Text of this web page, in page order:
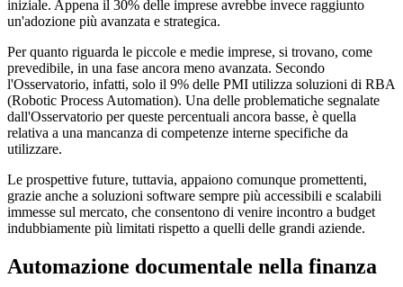
iniziale. Appena il 30% delle imprese avrebbe invece raggiunto
un'adozione più avanzata e strategica.
Per quanto riguarda le piccole e medie imprese, si trovano, come
prevedibile, in una fase ancora meno avanzata. Secondo
l'Osservatorio, infatti, solo il 9% delle PMI utilizza soluzioni di RBA
(Robotic Process Automation). Una delle problematiche segnalate
dall'Osservatorio per queste percentuali ancora basse, è quella
relativa a una mancanza di competenze interne specifiche da
utilizzare.
Le prospettive future, tuttavia, appaiono comunque promettenti,
grazie anche a soluzioni software sempre più accessibili e scalabili
immesse sul mercato, che consentono di venire incontro a budget
indubbiamente più limitati rispetto a quelli delle grandi aziende.
Automazione documentale nella finanza